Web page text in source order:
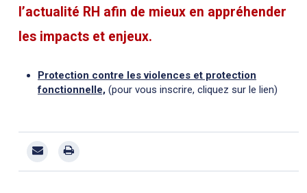
l’actualité RH afin de mieux en appréhender
les impacts et enjeux.
Protection contre les violences et protection
fonctionnelle, (pour vous inscrire, cliquez sur le lien)